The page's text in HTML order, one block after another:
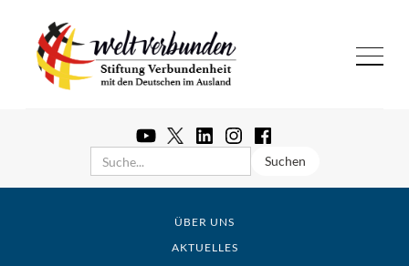
ÜBER UNS
AKTUELLES